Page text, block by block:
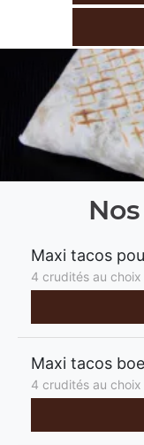
Maxi tacos
4 crudités au
Maxi tacos
4 crudités au